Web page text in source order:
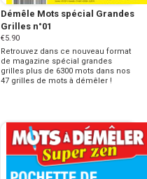
Démêle Mots spécial Grandes
Grilles n°01
€5.90
Retrouvez dans ce nouveau format
de magazine spécial grandes
grilles plus de 6300 mots dans nos
47 grilles de mots à démêler !